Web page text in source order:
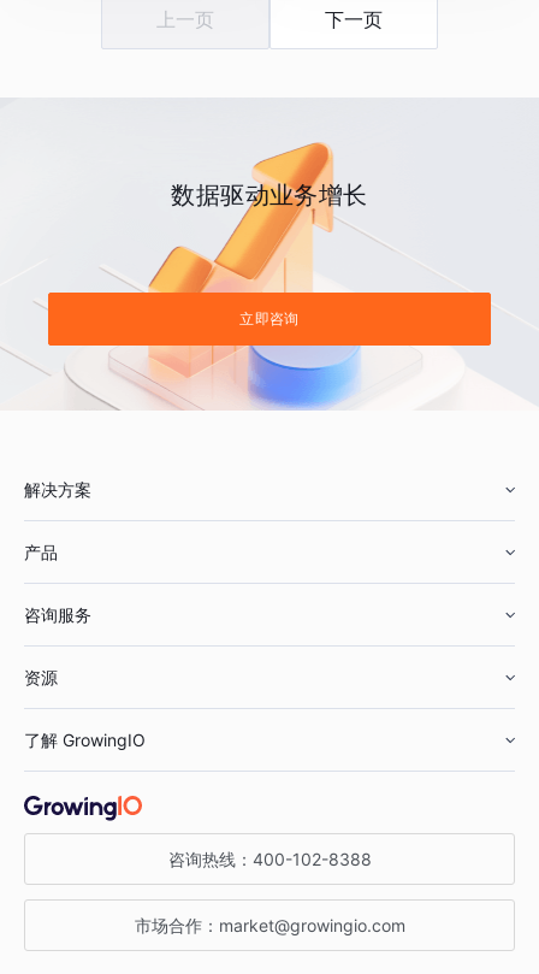
上一页 下一页
数据驱动业务增长
立即咨询
解决方案
鞋服行业
汽车行业
金融行业
产品
智能运营
获客分析
咨询服务
资源
增长公开课
增长博客
了解 GrowingIO
关于 GrowingIO
增长大会
咨询热线： 400-102-8388
市场合作： market@growingio.com